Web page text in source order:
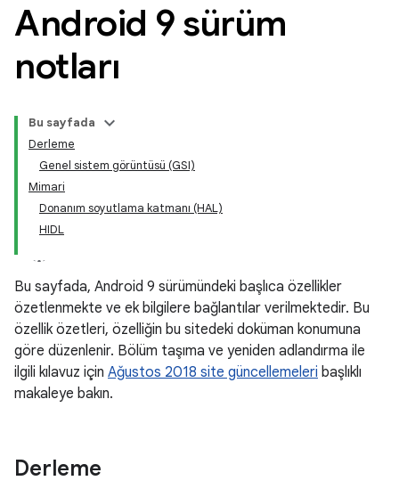
Android 9 sürüm
notları
Bu sayfada
Derleme
Genel sistem görüntüsü (GSI)
Mimari
Donanım soyutlama katmanı (HAL)
HIDL
Bu sayfada, Android 9 sürümündeki başlıca özellikler
özetlenmekte ve ek bilgilere bağlantılar verilmektedir. Bu
özellik özetleri, özelliğin bu sitedeki doküman konumuna
göre düzenlenir. Bölüm taşıma ve yeniden adlandırma ile
ilgili kılavuz için Ağustos 2018 site güncellemeleri başlıklı
makaleye bakın.
Derleme